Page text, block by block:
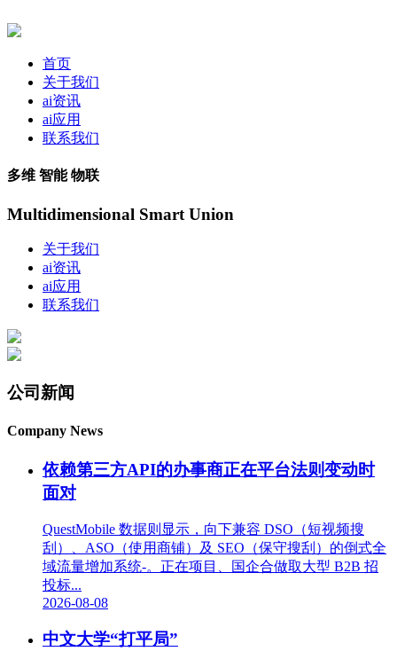
首页
关于我们
ai资讯
ai应用
联系我们
多维 智能 物联
Multidimensional Smart Union
关于我们
ai资讯
ai应用
联系我们
公司新闻
Company News
依赖第三方API的办事商正在平台法则变动时
面对
QuestMobile 数据则显示，向下兼容 DSO（短视频搜
刮）、ASO（使用商铺）及 SEO（保守搜刮）的倒式全
域流量增加系统-。正在项目、国企合做取大型 B2B 招
投标...
2026-08-08
中文大学“打平局”